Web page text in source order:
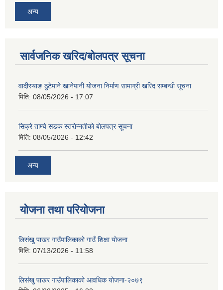
अन्य
सार्वजनिक खरिद/बोलपत्र सूचना
वादीस्याङ ठुटेमाने खानेपानी याेजना निर्माण सामाग्री खरिद सम्बन्धी सूचना
मिति: 08/05/2026 - 17:07
सिक्रे ताम्चे सडक स्तराेन्नतीकाे बाेलपत्र सूचना
मिति: 08/05/2026 - 12:42
अन्य
योजना तथा परियोजना
लिसंखु पाखर गाउँपालिकाको गाउँ शिक्षा योजना
मिति: 07/13/2026 - 11:58
लिसंखु पाखर गाउँपालिकाको आवधिक योजना-२०७९